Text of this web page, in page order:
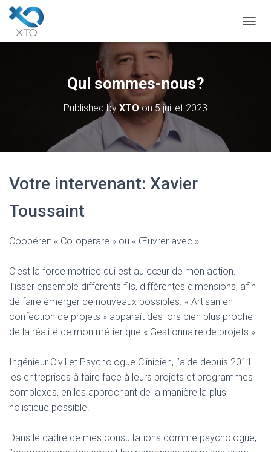
Qui sommes-nous?
Published by XTOon5 juillet 2023
Votre intervenant: Xavier
Toussaint
Coopérer: « Co-operare » ou « Œuvrer avec ».
C’est la force motrice qui est au cœur de mon action.
Tisser ensemble différents fils, différentes dimensions, afin
de faire émerger de nouveaux possibles. « Artisan en
confection de projets » apparaît dès lors bien plus proche
de la réalité de mon métier que « Gestionnaire de projets ».
Ingénieur Civil et Psychologue Clinicien, j’aide depuis 2011
les entreprises à faire face à leurs projets et programmes
complexes, en les approchant de la manière la plus
holistique possible.
Dans le cadre de mes consultations comme psychologue,